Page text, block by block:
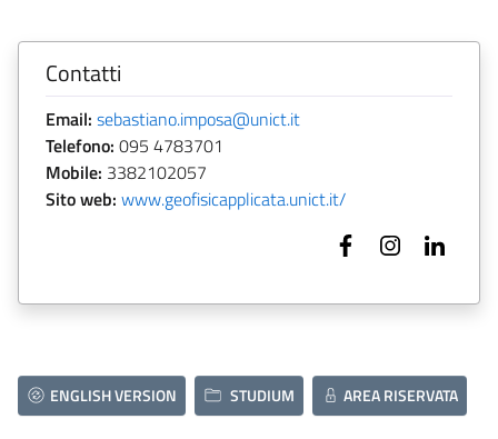
Contatti
Email: sebastiano.imposa@unict.it
Telefono: 095 4783701
Mobile: 3382102057
Sito web: www.geofisicapplicata.unict.it/
ENGLISH VERSION STUDIUM AREA RISERVATA